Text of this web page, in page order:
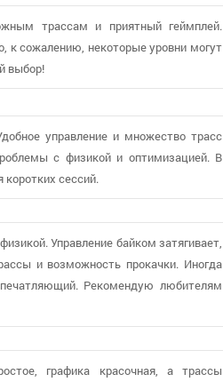
трассам и приятный геймплей.
к сожалению, некоторые уровни могут
выбор!
управление и множество трасс
с физикой и оптимизацией. В
сессий.
Управление байком затягивает,
и возможность прокачки. Иногда
Рекомендую любителям
графика красочная, а трассы